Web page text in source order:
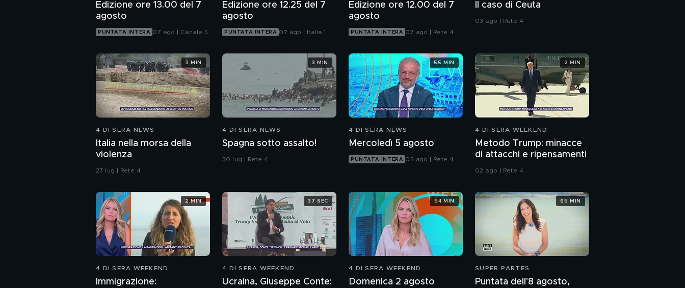
Edizione ore 13.00 del 7
agosto
PUNTATA INTERA 07 ago | Canale 5
Edizione ore 12.25 del 7
agosto
PUNTATA INTERA 07 ago | Italia 1
Edizione ore 12.00 del 7
agosto
PUNTATA INTERA 07 ago | Rete 4
Il caso di Ceuta
03 ago | Rete 4
4 DI SERA NEWS
Italia nella morsa della
violenza
27 lug | Rete 4
3 MIN
4 DI SERA NEWS
Spagna sotto assalto!
30 lug | Rete 4
3 MIN
4 DI SERA NEWS
Mercoledì 5 agosto
PUNTATA INTERA 05 ago | Rete 4
55 MIN
4 DI SERA WEEKEND
Metodo Trump: minacce
di attacchi e ripensamenti
02 ago | Rete 4
2 MIN
4 DI SERA WEEKEND
Immigrazione:
2 MIN
4 DI SERA WEEKEND
Ucraina, Giuseppe Conte:
37 SEC
4 DI SERA WEEKEND
Domenica 2 agosto
54 MIN
SUPER PARTES
Puntata dell'8 agosto,
65 MIN